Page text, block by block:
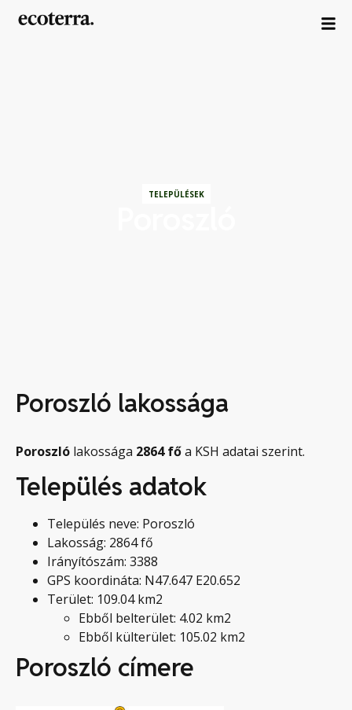
TELEPÜLÉSEK
Poroszló lakossága
Poroszló lakossága 2864 főa KSH adatai szerint.
Település adatok
Település neve: Poroszló
Lakosság: 2864 fő
Irányítószám: 3388
GPS koordináta: N47.647 E20.652
Terület: 109.04 km2
Ebből belterület: 4.02 km2
Ebből külterület: 105.02 km2
Poroszló címere